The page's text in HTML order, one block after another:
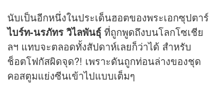
นับเป็นอีกหนึ่งในประเด็นฮอตของพระเอกซุปตาร์
ไบร์ท-นรภัทร วิไลพันธุ์ ที่ถูกพูดถึงบนโลกโซเชีย
ลฯ แทบจะตลอดทั้งสัปดาห์เลยก็ว่าได้ สำหรับ
ช็อตโฟกัสผิดจุด?! เพราะดันถูกท่อนล่างของชุด
คอสตูมแย่งซีนเข้าไปแบบเต็มๆ